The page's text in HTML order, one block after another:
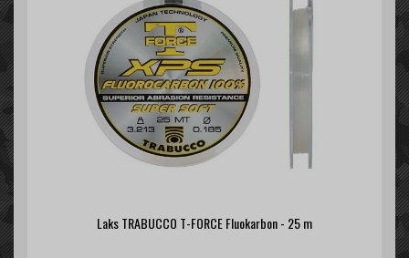
Laks TRABUCCO T-FORCE Fluokarbon - 25 m